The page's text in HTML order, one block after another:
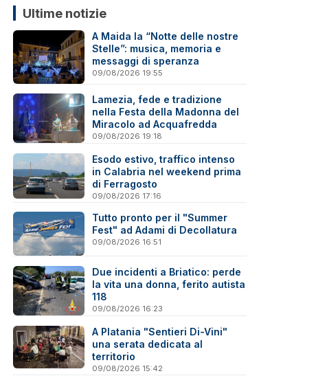
Ultime notizie
A Maida la “Notte delle nostre
Stelle”: musica, memoria e
messaggi di speranza
09/08/2026 19:55
Lamezia, fede e tradizione
nella Festa della Madonna del
Miracolo ad Acquafredda
09/08/2026 19:18
Esodo estivo, traffico intenso
in Calabria nel weekend prima
di Ferragosto
09/08/2026 17:16
Tutto pronto per il "Summer
Fest" ad Adami di Decollatura
09/08/2026 16:51
Due incidenti a Briatico: perde
la vita una donna, ferito autista
118
09/08/2026 16:23
A Platania "Sentieri Di-Vini"
una serata dedicata al
territorio
09/08/2026 15:42